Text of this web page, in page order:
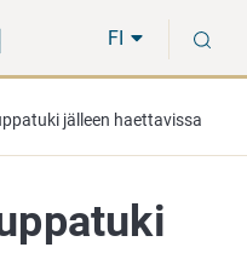
FI
jälleen haettavissa